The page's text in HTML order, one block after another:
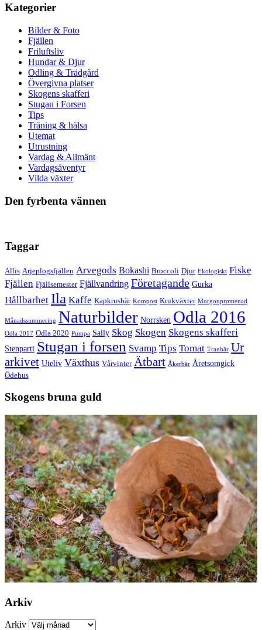
Kategorier
Bilder & Foto
Fjällen
Friluftsliv
Hundar & Djur
Odling & Trädgård
Övergivna platser
Skogens skafferi
Stugan i Forsen
Tips
Träning & hälsa
Utemat
Utrustning
Vardag & Allmänt
Vardagsäventyr
Vilda växter
Den fyrbenta vännen
Taggar
Allis Arjeplogsfjällen Arvegods Bokashi Broccoli Djur Ekologiskt Fiske
Fjällen Fjällsemester Fjällvandring Företagande Gurka
Hållbarhet Ila Kaffe Kapkrusbär Kompost Krukväxter Morgonpromenad
Månadssummering Naturbilder Norrsken Odla 2016
Odla 2017 Odla 2020 Pumpa Sally Skog Skogen Skogens skafferi
Stenparti Stugan i forsen Svamp Tips Tomat Tranbär Ur
arkivet Uteliv Växthus Vårvinter Ätbart Åkerbär Åretsomgick
Ödehus
Skogens bruna guld
Arkiv
Arkiv